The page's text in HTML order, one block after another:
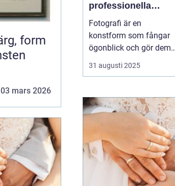
03 mars 2026
professionella
bildkonstnärer
Fotografi är en
konstform som fångar
ögonblick och gör dem
tidlösa. I Umeå, en stad
känd för sin kreativa
omgivningar, finns det
flera fotografer som
arbetar med att föreviga
31 augusti 2025